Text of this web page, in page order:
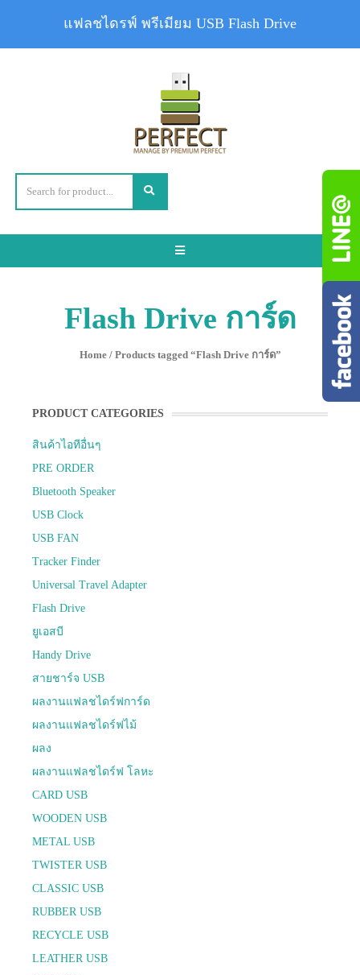
Toggle
Flash Drive การ์ด
Home/ Products tagged “Flash Drive การ์ด”
PRODUCT CATEGORIES
สินค้าไอทีอื่นๆ
PRE ORDER
Bluetooth Speaker
USB Clock
USB FAN
Tracker Finder
Universal Travel Adapter
Flash Drive
ยูเอสบี
Handy Drive
สายชาร์จ USB
ผลงานแฟลชไดร์ฟการ์ด
ผลงานแฟลชไดร์ฟไม้
ผลง
ผลงานแฟลชไดร์ฟ โลหะ
CARD USB
WOODEN USB
METAL USB
TWISTER USB
CLASSIC USB
RUBBER USB
RECYCLE USB
LEATHER USB
แฟลชไดรฟ์ พรีเมียม USB Flash Drive